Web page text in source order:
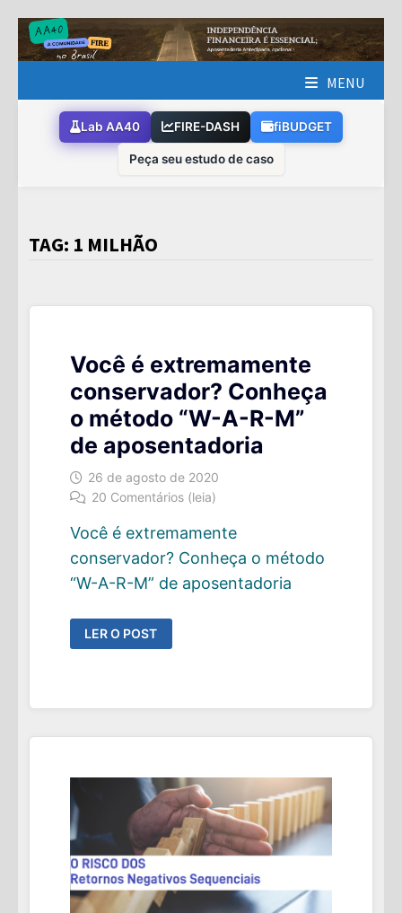
Skip
to
MENU
Lab AA40 FIRE-DASH fiBUDGET
Peça seu estudo de caso
TAG: 1 MILHÃO
Você é extremamente
conservador? Conheça
o método “W-A-R-M”
de aposentadoria
26 de agosto de 2020
20 Comentários (leia)
Você é extremamente
conservador? Conheça o método
“W-A-R-M” de aposentadoria
VOCÊ
É
EXTREMAMENTE
“W-
R-
APOSENTADORIA
LER O POST